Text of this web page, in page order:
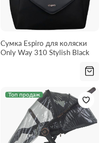
Сумка Espiro для коляски
Only Way 310 Stylish Black
Топ продаж